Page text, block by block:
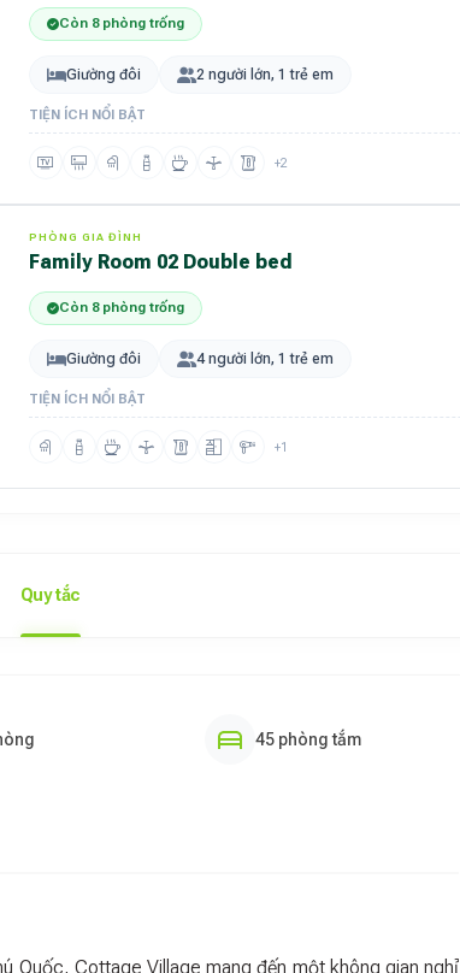
Còn 8 phòng trống
Giường đôi 2 người lớn, 1 trẻ em
TIỆN ÍCH NỔI BẬT
+2
PHÒNG GIA ĐÌNH
Family Room 02 Double bed
Còn 8 phòng trống
Giường đôi 4 người lớn, 1 trẻ em
TIỆN ÍCH NỔI BẬT
+1
Quy tắc
45 phòng tắm
Quốc, Cottage Village mang đến một không gian nghỉ